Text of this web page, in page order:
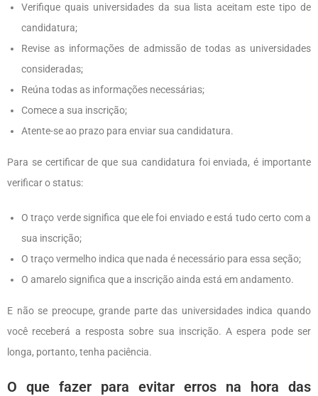
Verifique quais universidades da sua lista aceitam este tipo de
candidatura;
Revise as informações de admissão de todas as universidades
consideradas;
Reúna todas as informações necessárias;
Comece a sua inscrição;
Atente-se ao prazo para enviar sua candidatura.
Para se certificar de que sua candidatura foi enviada, é importante
verificar o status:
O traço verde significa que ele foi enviado e está tudo certo com a
sua inscrição;
O traço vermelho indica que nada é necessário para essa seção;
O amarelo significa que a inscrição ainda está em andamento.
E não se preocupe, grande parte das universidades indica quando
você receberá a resposta sobre sua inscrição. A espera pode ser
longa, portanto, tenha paciência.
O que fazer para evitar erros na hora das